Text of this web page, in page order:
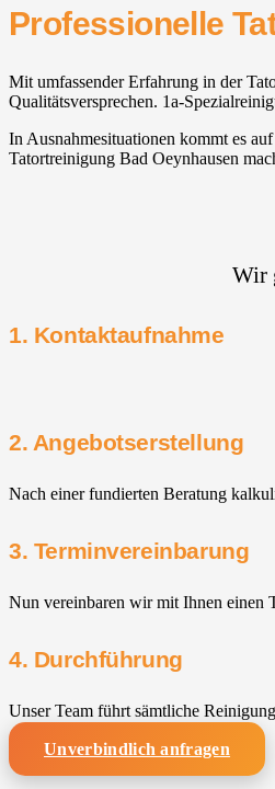
Professionelle
Mit umfassender Erfahrung in der
Qualitätsversprechen. 1a-
In Ausnahmesituationen kommt es
Tatortreinigung Bad Oeynhausen
Wir
1. Kontaktaufnahme
2. Angebotserstellung
Nach einer fundierten Beratung
3. Terminvereinbarung
Nun vereinbaren wir mit Ihnen einen
4. Durchführung
Unser Team führt sämtliche
Unverbindlich anfragen